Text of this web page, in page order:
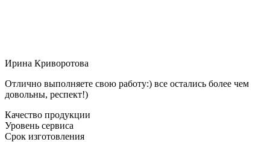
Ирина Криворотова
Отлично выполняете свою работу:) все остались более чем
довольны, респект!)
Качество продукции
Уровень сервиса
Срок изготовления